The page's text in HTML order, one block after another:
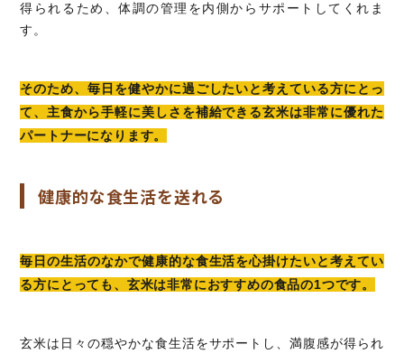
得られるため、体調の管理を内側からサポートしてくれま
す。
そのため、毎日を健やかに過ごしたいと考えている方にとっ
て、主食から手軽に美しさを補給できる玄米は非常に優れた
パートナーになります。
健康的な食生活を送れる
毎日の生活のなかで健康的な食生活を心掛けたいと考えてい
る方にとっても、玄米は非常におすすめの食品の1つです。
玄米は日々の穏やかな食生活をサポートし、満腹感が得られ